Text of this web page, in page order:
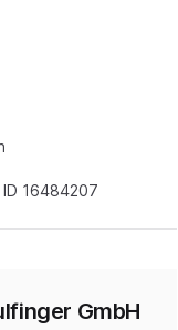
16484207
GmbH